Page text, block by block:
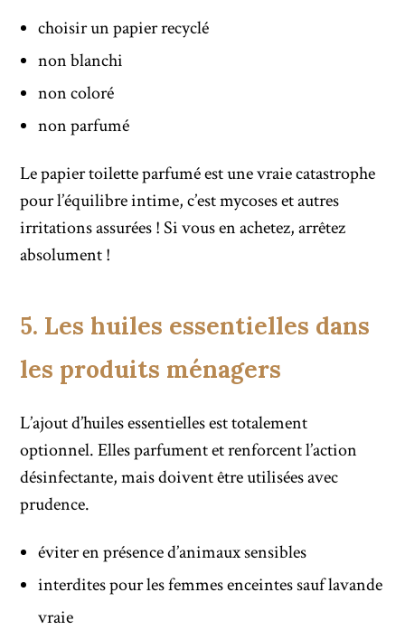
choisir un papier recyclé
non blanchi
non coloré
non parfumé
Le papier toilette parfumé est une vraie catastrophe
pour l’équilibre intime, c’est mycoses et autres
irritations assurées ! Si vous en achetez, arrêtez
absolument !
5. Les huiles essentielles dans
les produits ménagers
L’ajout d’huiles essentielles est totalement
optionnel. Elles parfument et renforcent l’action
désinfectante, mais doivent être utilisées avec
prudence.
éviter en présence d’animaux sensibles
interdites pour les femmes enceintes sauf lavande
vraie